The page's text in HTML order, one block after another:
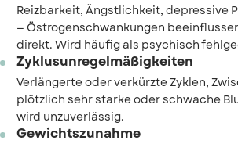
Reizbarkeit, Ängstlichkeit, depressive
— Östrogenschwankungen
direkt. Wird häufig als psychisch
Zyklusunregelmäßigkeiten
Verlängerte oder verkürzte Zyklen,
plötzlich sehr starke oder schwache
wird unzuverlässig.
Gewichtszunahme